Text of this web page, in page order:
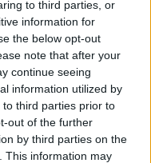
to third parties, or
information for
the below opt-out
note that after your
continue seeing
information utilized by
third parties prior to
out of the further
by third parties on the
This information may